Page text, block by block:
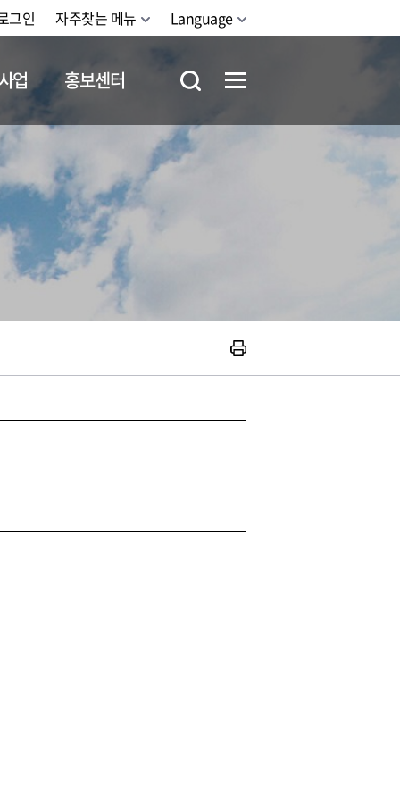
그인 자주찾는 메뉴 Language
업 홍보센터